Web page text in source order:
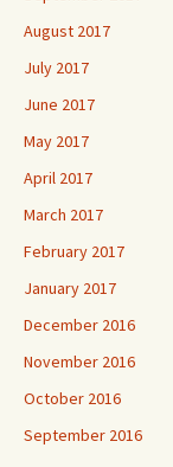
August 2017
July 2017
June 2017
May 2017
April 2017
March 2017
February 2017
January 2017
December 2016
November 2016
October 2016
September 2016